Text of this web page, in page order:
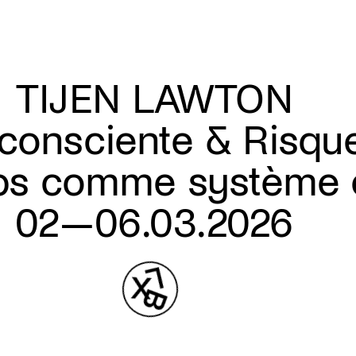
TIJEN LAWTON
&
comme système
02—06.03.2026